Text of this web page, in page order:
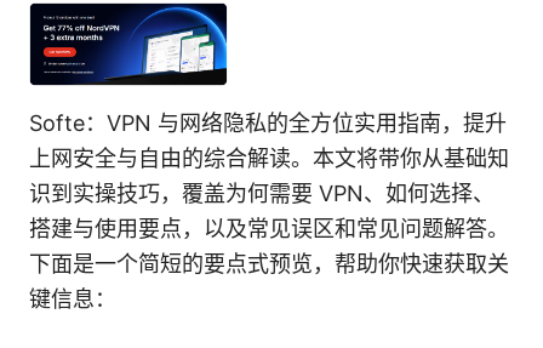
Softe：VPN 与网络隐私的全方位实用指南，提升
上网安全与自由的综合解读。本文将带你从基础知
识到实操技巧，覆盖为何需要 VPN、如何选择、
搭建与使用要点，以及常见误区和常见问题解答。
下面是一个简短的要点式预览，帮助你快速获取关
键信息：